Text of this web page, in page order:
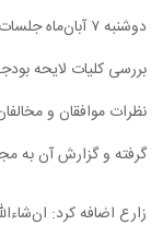
دوشنبه ۷
بررسی کلیات لایحه
نظرات موافقان و
گرفته و گزارش آن به
زارع اضافه کرد: